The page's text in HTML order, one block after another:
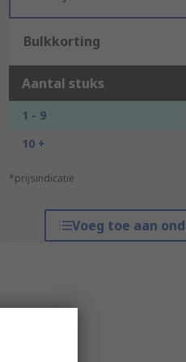
Bulkkorting
Aantal stuks
1 - 9
10 +
*prijsindicatie
Voeg toe aan